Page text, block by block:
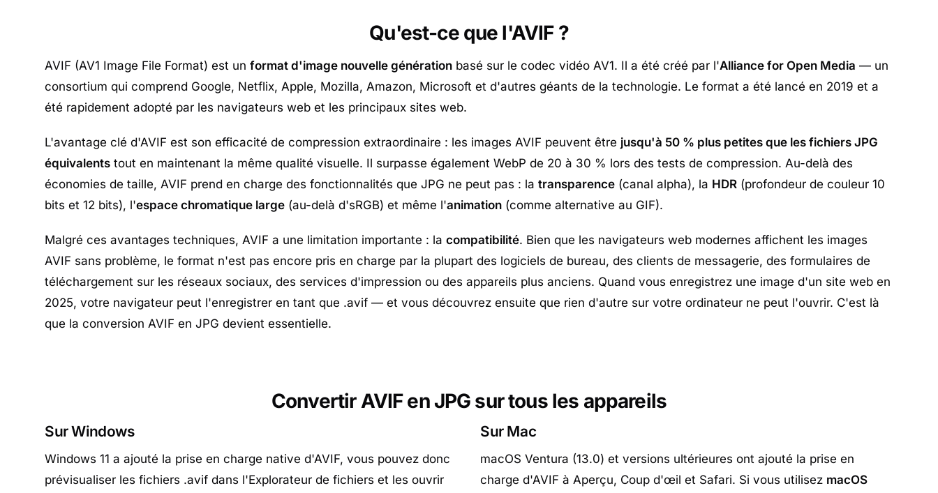
Qu'est-ce que l'AVIF ?
AVIF (AV1 Image File Format) est un format d'image nouvelle génération basé sur le codec vidéo AV1. Il a été créé par l'Alliance for Open Media — un
consortium qui comprend Google, Netflix, Apple, Mozilla, Amazon, Microsoft et d'autres géants de la technologie. Le format a été lancé en 2019 et a
été rapidement adopté par les navigateurs web et les principaux sites web.
L'avantage clé d'AVIF est son efficacité de compression extraordinaire : les images AVIF peuvent être jusqu'à 50 % plus petites que les fichiers JPG
équivalents tout en maintenant la même qualité visuelle. Il surpasse également WebP de 20 à 30 % lors des tests de compression. Au-delà des
économies de taille, AVIF prend en charge des fonctionnalités que JPG ne peut pas : la transparence (canal alpha), la HDR (profondeur de couleur 10
bits et 12 bits), l'espace chromatique large (au-delà d'sRGB) et même l'animation (comme alternative au GIF).
Malgré ces avantages techniques, AVIF a une limitation importante : la compatibilité. Bien que les navigateurs web modernes affichent les images
AVIF sans problème, le format n'est pas encore pris en charge par la plupart des logiciels de bureau, des clients de messagerie, des formulaires de
téléchargement sur les réseaux sociaux, des services d'impression ou des appareils plus anciens. Quand vous enregistrez une image d'un site web en
2025, votre navigateur peut l'enregistrer en tant que .avif — et vous découvrez ensuite que rien d'autre sur votre ordinateur ne peut l'ouvrir. C'est là
que la conversion AVIF en JPG devient essentielle.
Convertir AVIF en JPG sur tous les appareils
Sur Windows
Windows 11 a ajouté la prise en charge native d'AVIF, vous pouvez donc
prévisualiser les fichiers .avif dans l'Explorateur de fichiers et les ouvrir
Sur Mac
macOS Ventura (13.0) et versions ultérieures ont ajouté la prise en
charge d'AVIF à Aperçu, Coup d'œil et Safari. Si vous utilisez macOS